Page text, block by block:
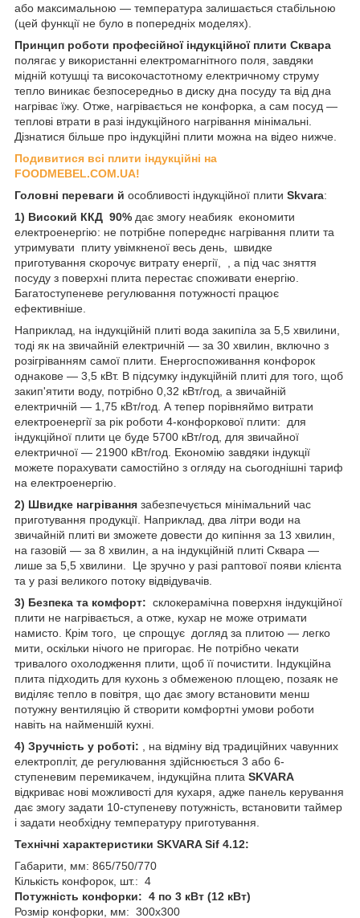
або максимальною — температура залишається стабільною
(цей функції не було в попередніх моделях).
Принцип роботи професійної індукційної плити Сквара
полягає у використанні електромагнітного поля, завдяки
мідній котушці та високочастотному електричному струму
тепло виникає безпосередньо в диску дна посуду та від дна
нагріває їжу. Отже, нагрівається не конфорка, а сам посуд —
теплові втрати в разі індукційного нагрівання мінімальні.
Дізнатися більше про індукційні плити можна на відео нижче.
Подивитися всі плити індукційні на
FOODMEBEL.COM.UA!
Головні переваги й особливості індукційної плити Skvara:
1) Високий ККД 90% дає змогу неабияк економити
електроенергію: не потрібне попереднє нагрівання плити та
утримувати плиту увімкненої весь день, швидке
приготування скорочує витрату енергії, , а під час зняття
посуду з поверхні плита перестає споживати енергію.
Багатоступеневе регулювання потужності працює
ефективніше.
Наприклад, на індукційній плиті вода закипіла за 5,5 хвилини,
тоді як на звичайній електричній — за 30 хвилин, включно з
розігріванням самої плити. Енергоспоживання конфорок
однакове — 3,5 кВт. В підсумку індукційній плиті для того, щоб
закип'ятити воду, потрібно 0,32 кВт/год, а звичайній
електричній — 1,75 кВт/год. А тепер порівняймо витрати
електроенергії за рік роботи 4-конфоркової плити: для
індукційної плити це буде 5700 кВт/год, для звичайної
електричної — 21900 кВт/год. Економію завдяки індукції
можете порахувати самостійно з огляду на сьогоднішні тариф
на електроенергію.
2) Швидке нагрівання забезпечується мінімальний час
приготування продукції. Наприклад, два літри води на
звичайній плиті ви зможете довести до кипіння за 13 хвилин,
на газовій — за 8 хвилин, а на індукційній плиті Сквара —
лише за 5,5 хвилини. Це зручно у разі раптової появи клієнта
та у разі великого потоку відвідувачів.
3) Безпека та комфорт: склокерамічна поверхня індукційної
плити не нагрівається, а отже, кухар не може отримати
намисто. Крім того, це спрощує догляд за плитою — легко
мити, оскільки нічого не пригорає. Не потрібно чекати
тривалого охолодження плити, щоб її почистити. Індукційна
плита підходить для кухонь з обмеженою площею, позаяк не
виділяє тепло в повітря, що дає змогу встановити менш
потужну вентиляцію й створити комфортні умови роботи
навіть на найменшій кухні.
4) Зручність у роботі: , на відміну від традиційних чавунних
електропліт, де регулювання здійснюється 3 або 6-
ступеневим перемикачем, індукційна плита SKVARA
відкриває нові можливості для кухаря, адже панель керування
дає змогу задати 10-ступеневу потужність, встановити таймер
і задати необхідну температуру приготування.
Технічні характеристики SKVARA Sif 4.12:
Габарити, мм: 865/750/770
Кількість конфорок, шт.: 4
Потужність конфорки: 4 по 3 кВт (12 кВт)
Розмір конфорки, мм: 300х300